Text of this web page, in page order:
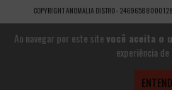
Ao navegar por este sitevocê aceita o
experiência de
COPYRIGHT ANOMALIA DISTRO - 24696588000128